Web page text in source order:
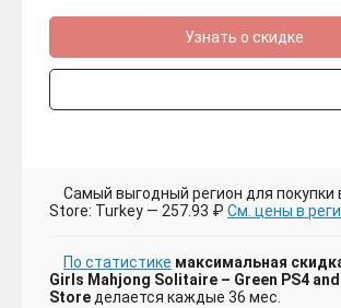
Узнать о скидке
Самый выгодный регион для покупки
Store: Turkey — 257.93 ₽ См. цены в
По статистике максимальная
Girls Mahjong Solitaire – Green PS4 and
Storeделается каждые 36 мес.